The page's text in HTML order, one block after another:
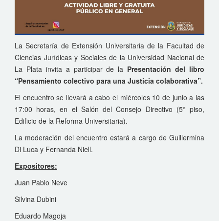
La Secretaría de Extensión Universitaria de la Facultad de
Ciencias Jurídicas y Sociales de la Universidad Nacional de
La Plata invita a participar de la Presentación del libro
“Pensamiento colectivo para una Justicia colaborativa”.
El encuentro se llevará a cabo el miércoles 10 de junio a las
17:00 horas, en el Salón del Consejo Directivo (5° piso,
Edificio de la Reforma Universitaria).
La moderación del encuentro estará a cargo de Guillermina
Di Luca y Fernanda Niell.
Expositores:
Juan Pablo Neve
Silvina Dubini
Eduardo Magoja